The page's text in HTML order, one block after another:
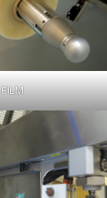
FILM